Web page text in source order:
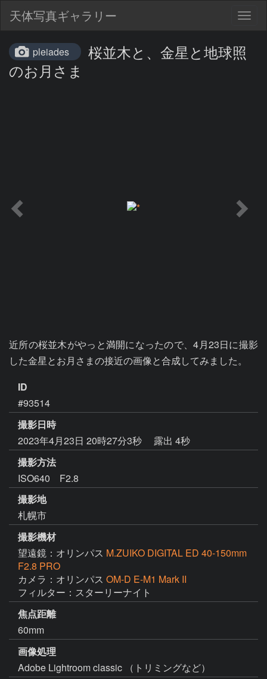
天体写真ギャラリー
pleiades
桜並木と、金星と地球照
のお月さま
近所の桜並木がやっと満開になったので、4月23日に撮影
した金星とお月さまの接近の画像と合成してみました。
ID
#93514
撮影日時
2023年4月23日 20時27分3秒
露出 4秒
撮影方法
ISO640 F2.8
撮影地
札幌市
撮影機材
望遠鏡：オリンパス M.ZUIKO DIGITAL ED 40-150mm
F2.8 PRO
カメラ：オリンパス OM-D E-M1 Mark II
フィルター：スターリーナイト
焦点距離
60mm
画像処理
Adobe Lightroom classic （トリミングなど）